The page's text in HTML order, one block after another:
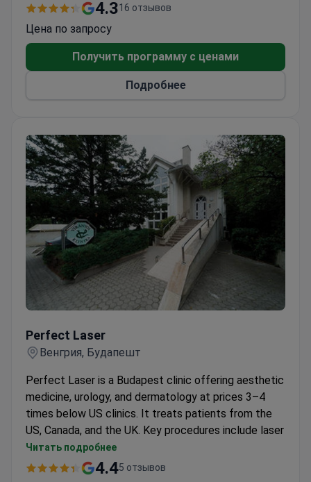
на реконструктивную пластическую
Опыт проведения разнообразных
эстетических процедур
Многоязычная поддержка для иностранных
4.316 отзывов
Цена по запросу
Получить программу с ценами
Подробнее
Perfect Laser
Венгрия, Будапешт
Perfect Laser is a Budapest clinic offering aesthetic
medicine, urology, and dermatology at prices 3–4
times below US clinics. It treats patients from the
US, Canada, and the UK. Key procedures include laser
vaginal rejuvenation, incontinence treatments, and
acne therapy.
Читать подробнее
4.45 отзывов